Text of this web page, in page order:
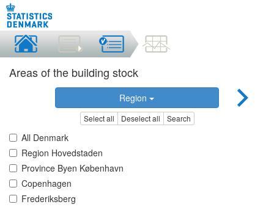
Areas of the building stock
Region
Select all Deselect all Search
All Denmark
Region Hovedstaden
Province Byen København
Copenhagen
Frederiksberg